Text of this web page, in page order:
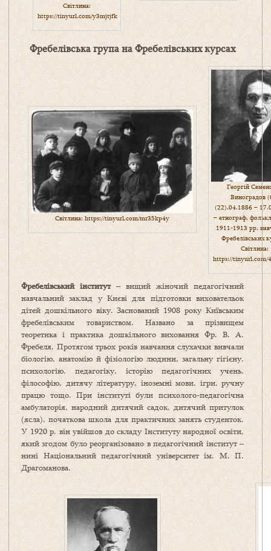
Світлина:
https://tinyurl.com/y3mjtjfk
Фребелівська група на Фребелівських курсах
Світлина: https://tinyurl.com/mr35kp4y
Георгій
Виноградов
(22).04.1886 –
– етнограф,
1911-1913 рр.
Фребелівських
Світлина:
https://tinyurl.com/
Фребелівський інститут– вищий жіночий педагогічний
навчальний заклад у Києві для підготовки виховательок
дітей дошкільного віку. Заснований 1908 року Київським
фребелівським товариством. Названо за прізвищем
теоретика і практика дошкільного виховання Фр. В. А.
Фребеля. Протягом трьох років навчання слухачки вивчали
біологію, анатомію й фізіологію людини, загальну гігієну,
психологію, педагогіку, історію педагогічних учень,
філософію, дитячу літературу, іноземні мови, ігри, ручну
працю тощо. При інституті були психолого-педагогічна
амбулаторія, народний дитячий садок, дитячий притулок
(ясла), початкова школа для практичних занять студенток.
У 1920 р. він увійшов до складу Інституту народної освіти,
який згодом було реорганізовано в педагогічний інститут –
нині Національний педагогічний університет ім. М. П.
Драгоманова.